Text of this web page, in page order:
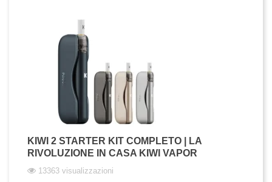
KIWI 2 STARTER KIT COMPLETO | LA
RIVOLUZIONE IN CASA KIWI VAPOR
13363 visualizzazioni